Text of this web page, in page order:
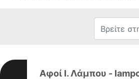
Αφοί Ι. Λάμπου -